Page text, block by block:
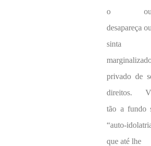
o
desapareça
sinta
privado de
direitos.
tão a fundo
“auto-
que até lhe